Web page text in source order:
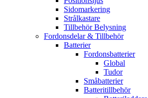
Sidomarkering
Strålkastare
Tillbehör Belysning
Fordonsdelar & Tillbehör
Batterier
Fordonsbatterier
Global
Tudor
Småbatterier
Batteritillbehör